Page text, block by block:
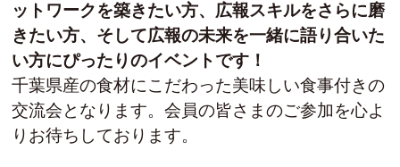
ットワークを築きたい方、広報スキルをさらに磨
きたい方、そして広報の未来を一緒に語り合いた
い方にぴったりのイベントです！
千葉県産の食材にこだわった美味しい食事付きの
交流会となります。会員の皆さまのご参加を心よ
りお待ちしております。